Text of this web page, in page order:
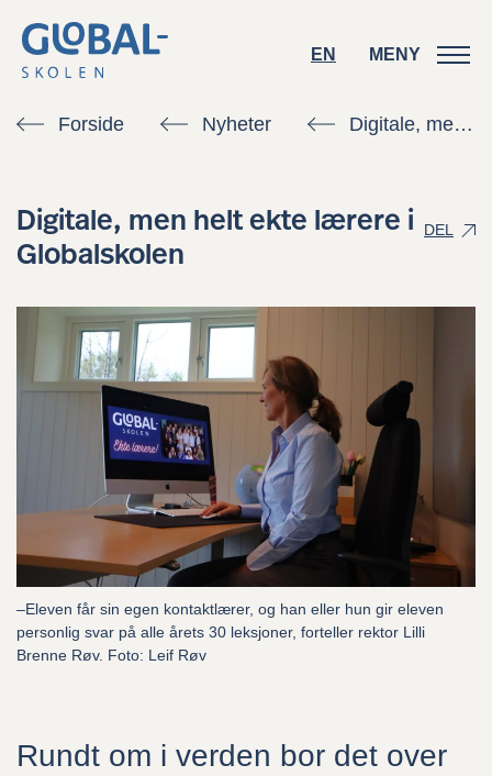
EN MENY
EN MENY
Kontakt oss
Søk skoleplass
Alt du trenger å vite
Undervisningstilbudet
Hvem kan søke?
Søk skoleplass
Forside Nyheter Digitale, men helt ekte lærere i Globalskolen
Digitale, men helt ekte lærere i
Globalskolen
DEL
–Eleven får sin egen kontaktlærer, og han eller hun gir eleven
personlig svar på alle årets 30 leksjoner, forteller rektor Lilli
Brenne Røv. Foto: Leif Røv
Rundt om i verden bor det over